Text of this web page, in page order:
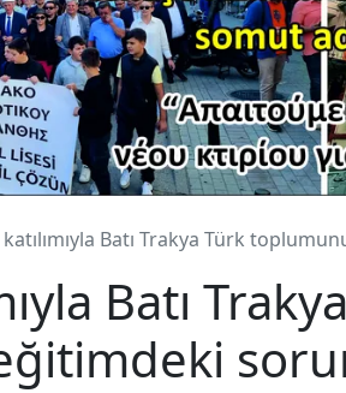
katılımıyla Batı Trakya Türk
Batı